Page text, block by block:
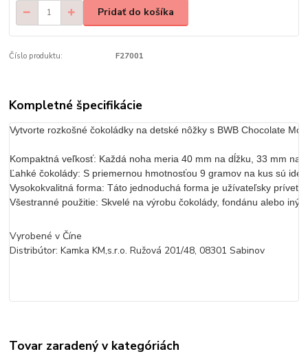
Pridať do košíka
Číslo produktu: F27001
Kompletné špecifikácie
Vytvorte rozkošné čokoládky na detské nôžky s BWB Chocolate
Kompaktná veľkosť: Každá noha meria 40 mm na dĺžku, 33 mm
Ľahké čokolády: S priemernou hmotnosťou 9 gramov na kus sú
Vysokokvalitná forma: Táto jednoduchá forma je užívateľsky
Všestranné použitie: Skvelé na výrobu čokolády, fondánu alebo
Vyrobené v Číne
Distribútor: Kamka KM,s.r.o. Ružová 201/48, 08301 Sabinov
Tovar zaradený v kategóriách